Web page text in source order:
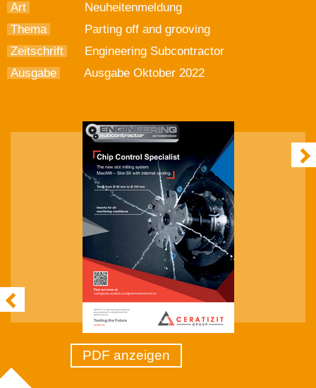
Art
Neuheitenmeldung
Thema
Parting off and grooving
Zeitschrift
Engineering Subcontractor
Ausgabe
Ausgabe Oktober 2022
PDF anzeigen